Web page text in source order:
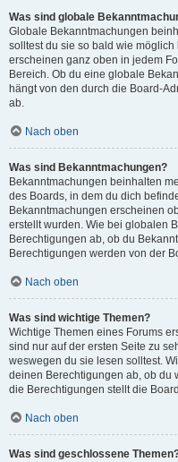
Was sind globale
Globale Bekanntmachungen
solltest du sie so bald wie
erscheinen ganz oben in jedem
Bereich. Ob du eine globale
hängt von den durch die Board-
ab.
Nach oben
Was sind Bekanntmachungen?
Bekanntmachungen beinhalten
des Boards, in dem du dich
Bekanntmachungen erscheinen
erstellt wurden. Wie bei globalen
Berechtigungen ab, ob du
Berechtigungen werden von der
Nach oben
Was sind wichtige Themen?
Wichtige Themen eines Forums
sind nur auf der ersten Seite zu
weswegen du sie lesen solltest.
deinen Berechtigungen ab, ob du
die Berechtigungen stellt die
Nach oben
Was sind geschlossene